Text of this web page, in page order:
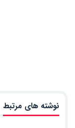
نوشته های مرتبط